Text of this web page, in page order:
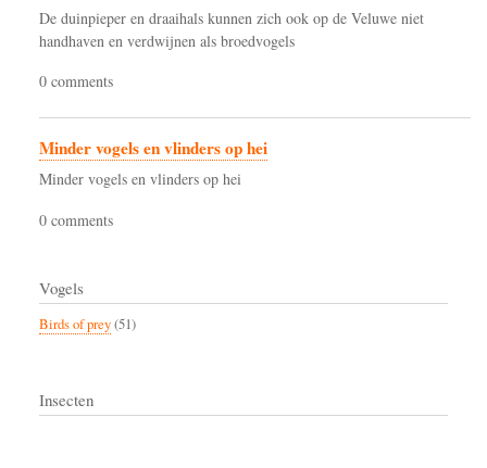
De duinpieper en draaihals kunnen zich ook op de Veluwe niet
handhaven en verdwijnen als broedvogels
0 comments
Minder vogels en vlinders op hei
Minder vogels en vlinders op hei
0 comments
Vogels
Birds of prey(51)
Insecten